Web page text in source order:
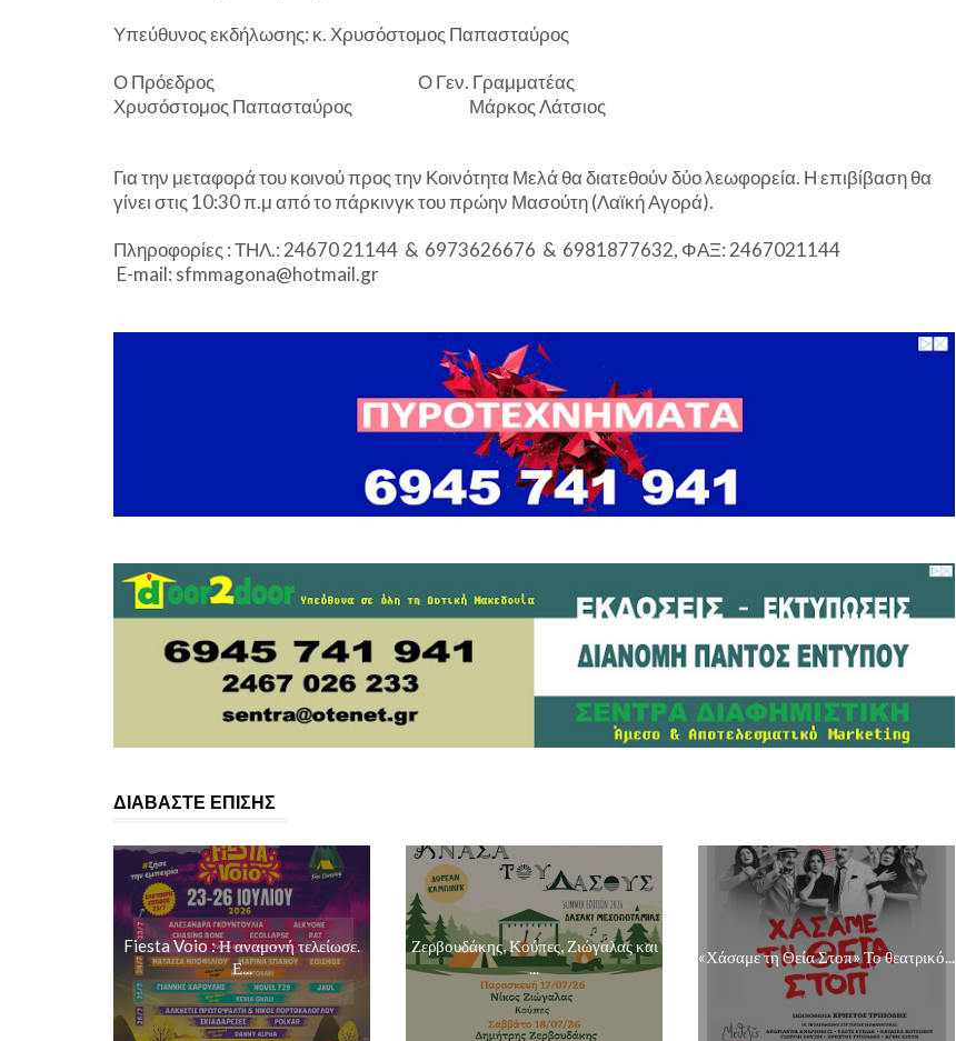
Υπεύθυνος εκδήλωσης: κ. Χρυσόστομος Παπασταύρος
Ο Πρόεδρος Ο Γεν. Γραμματέας
Χρυσόστομος Παπασταύρος Μάρκος Λάτσιος
Για την μεταφορά του κοινού προς την Κοινότητα Μελά θα διατεθούν δύο λεωφορεία. Η επιβίβαση θα
γίνει στις 10:30 π.μ από το πάρκινγκ του πρώην Μασούτη (Λαϊκή Αγορά).
Πληροφορίες : ΤΗΛ.: 24670 21144 & 6973626676 & 6981877632, ΦΑΞ: 2467021144
E-mail: sfmmagona@hotmail.gr
ΔΙΑΒΑΣΤΕ ΕΠΙΣΗΣ
Fiesta Voio : Η αναμονή τελείωσε.
Ε...
Ζερβουδάκης, Κούπες, Ζιώγαλας και
...
«Χάσαμε τη Θεία Στοπ» Το θεατρικό...